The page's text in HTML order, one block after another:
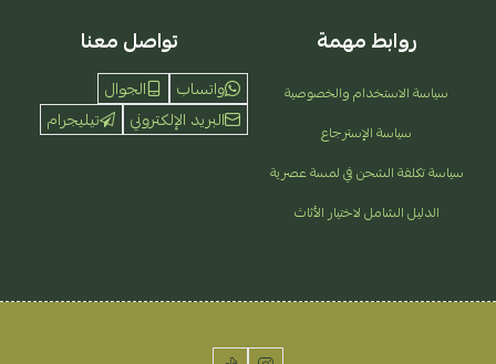
روابط مهمة
سياسة الاستخدام والخصوصية
سياسة الإسترجاع
سياسة تكلفة الشحن في لمسة عصرية
الدليل الشامل لاختيار الأثاث
تواصل معنا
واتساب
الجوال
البريد الإلكتروني
تيليجرام